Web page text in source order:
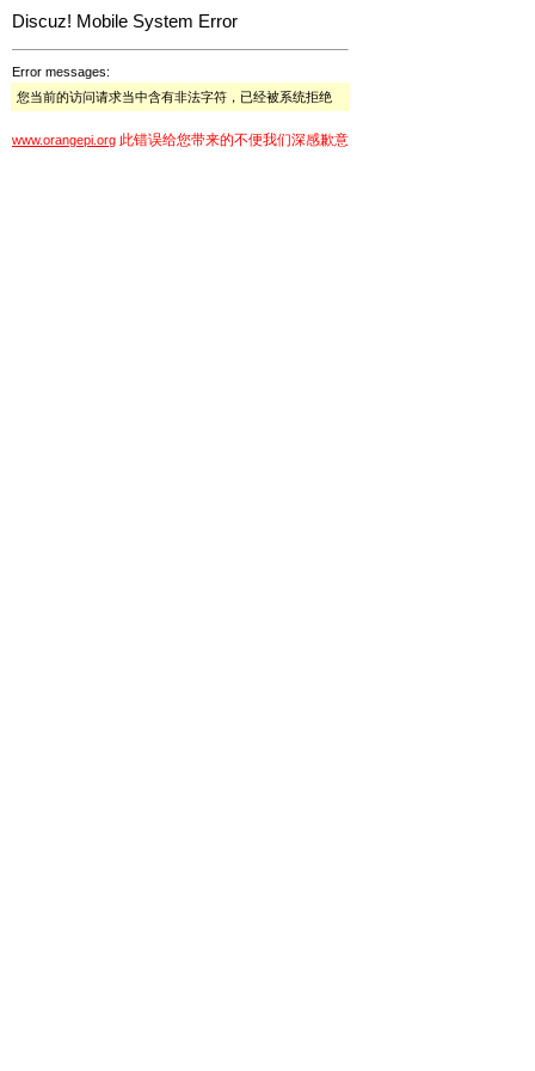
Discuz! Mobile System Error
Error messages:
您当前的访问请求当中含有非法字符，已经被系统拒绝
www.orangepi.org 此错误给您带来的不便我们深感歉意